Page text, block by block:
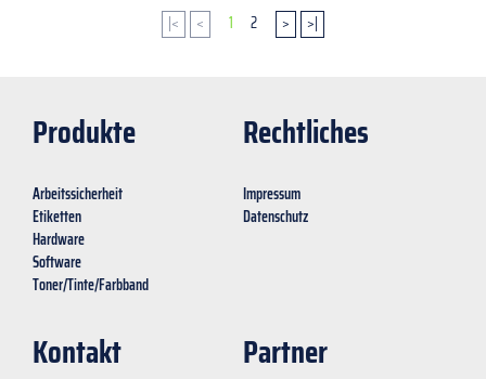
|< < 1 2 > >|
Produkte
Arbeitssicherheit
Etiketten
Hardware
Software
Toner/Tinte/Farbband
Rechtliches
Impressum
Datenschutz
Kontakt Partner